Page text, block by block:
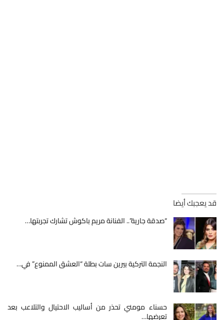
قد يعجبك أيضا
“صدقة جارية”.. الفنانة مريم باكوش تشارك تجربتها…
النجمة التركية بيرين سات بطلة “العشق الممنوع” في…
حسناء مومني تحذر من أساليب الاحتيال والتلاعب بعد
تعرضها…